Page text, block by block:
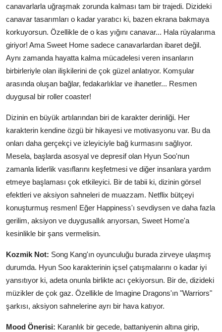
canavarlarla uğraşmak zorunda kalması tam bir trajedi. Dizideki
canavar tasarımları o kadar yaratıcı ki, bazen ekrana bakmaya
korkuyorsun. Özellikle de o kas yığını canavar... Hala rüyalarıma
giriyor! Ama Sweet Home sadece canavarlardan ibaret değil.
Aynı zamanda hayatta kalma mücadelesi veren insanların
birbirleriyle olan ilişkilerini de çok güzel anlatıyor. Komşular
arasında oluşan bağlar, fedakarlıklar ve ihanetler... Resmen
duygusal bir roller coaster!
Dizinin en büyük artılarından biri de karakter derinliği. Her
karakterin kendine özgü bir hikayesi ve motivasyonu var. Bu da
onları daha gerçekçi ve izleyiciyle bağ kurmasını sağlıyor.
Mesela, başlarda asosyal ve depresif olan Hyun Soo'nun
zamanla liderlik vasıflarını keşfetmesi ve diğer insanlara yardım
etmeye başlaması çok etkileyici. Bir de tabii ki, dizinin görsel
efektleri ve aksiyon sahneleri de muazzam. Netflix bütçeyi
konuşturmuş resmen! Eğer Happiness'ı sevdiysen ve daha fazla
gerilim, aksiyon ve duygusallık arıyorsan, Sweet Home'a
kesinlikle bir şans vermelisin.
Kozmik Not: Song Kang'ın oyunculuğu burada zirveye ulaşmış
durumda. Hyun Soo karakterinin içsel çatışmalarını o kadar iyi
yansıtıyor ki, adeta onunla birlikte acı çekiyorsun. Bir de, dizideki
müzikler de çok gaz. Özellikle de Imagine Dragons'ın "Warriors"
şarkısı, aksiyon sahnelerine ayrı bir hava katıyor.
Mood Önerisi: Karanlık bir gecede, battaniyenin altına girip,